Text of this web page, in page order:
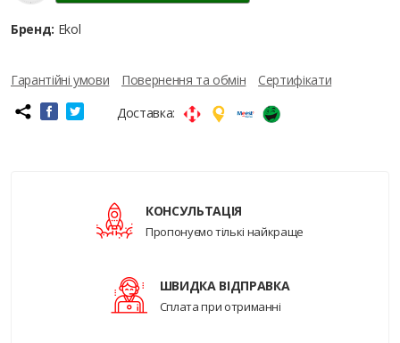
Бренд: Ekol
Гарантійні умови Повернення та обмін
Сертифікати
Доставка:
КОНСУЛЬТАЦІЯ
Пропонуємо тількі найкраще
ШВИДКА ВІДПРАВКА
Сплата при отриманні